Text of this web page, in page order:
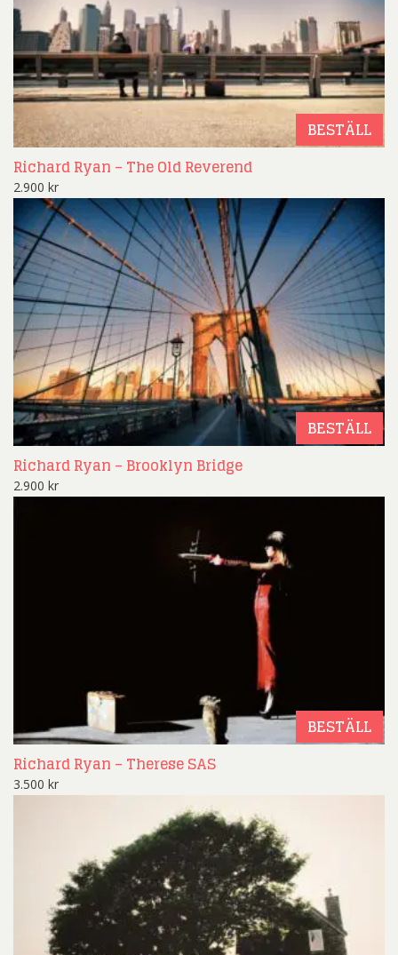
BESTÄLL
Richard Ryan – The Old Reverend
2.900 kr
BESTÄLL
Richard Ryan – Brooklyn Bridge
2.900 kr
BESTÄLL
Richard Ryan – Therese SAS
3.500 kr